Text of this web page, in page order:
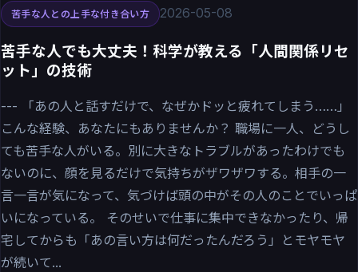
苦手な人との上手な付き合い方 2026-05-08
苦手な人でも大丈夫！科学が教える「人間関係リセ
ット」の技術
--- 「あの人と話すだけで、なぜかドッと疲れてしまう……」
こんな経験、あなたにもありませんか？ 職場に一人、どうし
ても苦手な人がいる。別に大きなトラブルがあったわけでも
ないのに、顔を見るだけで気持ちがザワザワする。相手の一
言一言が気になって、気づけば頭の中がその人のことでいっぱ
いになっている。 そのせいで仕事に集中できなかったり、帰
宅してからも「あの言い方は何だったんだろう」とモヤモヤ
が続いて...